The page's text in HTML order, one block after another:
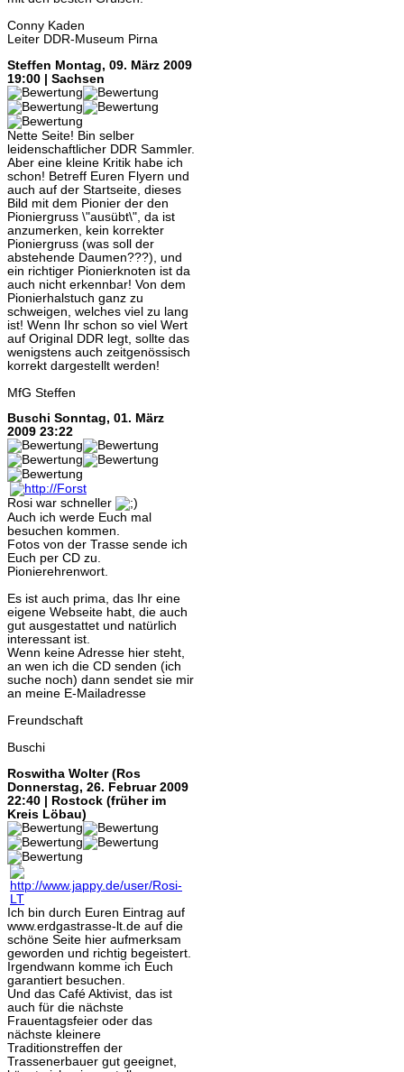
Conny Kaden
Leiter DDR-Museum Pirna
Steffen Montag, 09. März 2009
19:00 | Sachsen
Nette Seite! Bin selber
leidenschaftlicher DDR Sammler.
Aber eine kleine Kritik habe ich
schon! Betreff Euren Flyern und
auch auf der Startseite, dieses
Bild mit dem Pionier der den
Pioniergruss \"ausübt\", da ist
anzumerken, kein korrekter
Pioniergruss (was soll der
abstehende Daumen???), und
ein richtiger Pionierknoten ist da
auch nicht erkennbar! Von dem
Pionierhalstuch ganz zu
schweigen, welches viel zu lang
ist! Wenn Ihr schon so viel Wert
auf Original DDR legt, sollte das
wenigstens auch zeitgenössisch
korrekt dargestellt werden!
MfG Steffen
Buschi Sonntag, 01. März
2009 23:22
Rosi war schneller
Auch ich werde Euch mal
besuchen kommen.
Fotos von der Trasse sende ich
Euch per CD zu.
Pionierehrenwort.
Es ist auch prima, das Ihr eine
eigene Webseite habt, die auch
gut ausgestattet und natürlich
interessant ist.
Wenn keine Adresse hier steht,
an wen ich die CD senden (ich
suche noch) dann sendet sie mir
an meine E-Mailadresse
Freundschaft
Buschi
Roswitha Wolter (Ros
Donnerstag, 26. Februar 2009
22:40 | Rostock (früher im
Kreis Löbau)
Ich bin durch Euren Eintrag auf
www.erdgastrasse-lt.de auf die
schöne Seite hier aufmerksam
geworden und richtig begeistert.
Irgendwann komme ich Euch
garantiert besuchen.
Und das Café Aktivist, das ist
auch für die nächste
Frauentagsfeier oder das
nächste kleinere
Traditionstreffen der
Trassenerbauer gut geeignet,